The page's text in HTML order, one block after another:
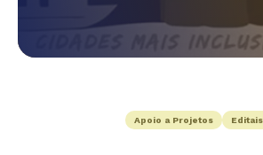
Apoio a Projetos Editais